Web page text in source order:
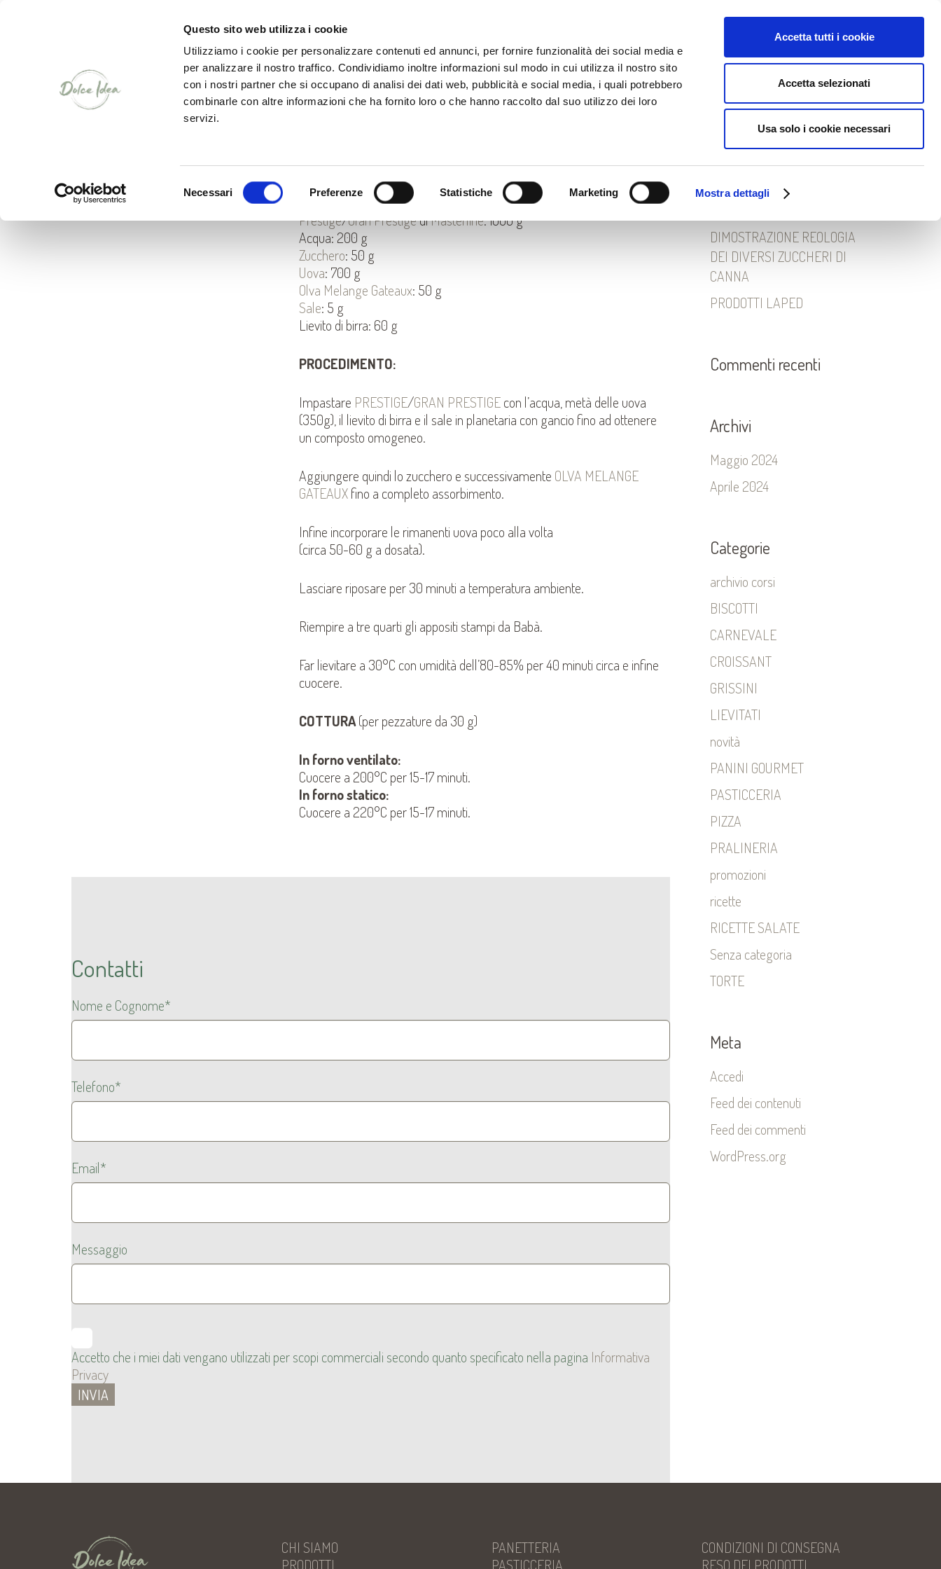
Questo sito web utilizza i cookie
Utilizziamo i cookie per personalizzare contenuti ed annunci, per fornire funzionalità dei social media e
per analizzare il nostro traffico. Condividiamo inoltre informazioni sul modo in cui utilizza il nostro sito
con i nostri partner che si occupano di analisi dei dati web, pubblicità e social media, i quali potrebbero
combinarle con altre informazioni che ha fornito loro o che hanno raccolto dal suo utilizzo dei loro
servizi.
Necessari Preferenze Statistiche Marketing Mostra dettagli
Accetta tutti i cookie
Accetta selezionati
Usa solo i cookie necessari
CHI SIAMO PRODOTTI
INGREDIENTI IMPASTO:
Prestige/Gran PrestigediMasterline: 1000 g
Acqua: 200 g
Zucchero: 50 g
Uova: 700 g
Olva Melange Gateaux: 50 g
Sale: 5 g
Lievito di birra: 60 g
PROCEDIMENTO:
Impastare PRESTIGE/GRAN PRESTIGEcon l’acqua, metà delle uova
(350g), il lievito di birra e il sale in planetaria con gancio fino ad ottenere
un composto omogeneo.
Aggiungere quindi lo zucchero e successivamente OLVA MELANGE
GATEAUXfino a completo assorbimento.
Infine incorporare le rimanenti uova poco alla volta
(circa 50-60 g a dosata).
Lasciare riposare per 30 minuti a temperatura ambiente.
Riempire a tre quarti gli appositi stampi da Babà.
Far lievitare a 30°C con umidità dell’80-85% per 40 minuti circa e infine
cuocere.
COTTURA(per pezzature da 30 g)
In forno ventilato:
Cuocere a 200°C per 15-17 minuti.
In forno statico:
Cuocere a 220°C per 15-17 minuti.
Contatti
Nome e Cognome*
Telefono*
Email*
Messaggio
Accetto che i miei dati vengano utilizzati per scopi commerciali secondo quanto specificato nella pagina Informativa
Privacy
Articoli recenti
DIMOSTRAZIONE REOLOGIA
DEI DIVERSI ZUCCHERI DI
CANNA
PRODOTTI LAPED
Commenti recenti
Archivi
Maggio 2024
Aprile 2024
Categorie
archivio corsi
BISCOTTI
CARNEVALE
CROISSANT
GRISSINI
LIEVITATI
novità
PANINI GOURMET
PASTICCERIA
PIZZA
PRALINERIA
promozioni
ricette
RICETTE SALATE
Senza categoria
TORTE
Meta
Accedi
Feed dei contenuti
Feed dei commenti
WordPress.org
CHI SIAMO
PRODOTTI
PANETTERIA
PASTICCERIA
CONDIZIONI DI CONSEGNA
RESO DEI PRODOTTI